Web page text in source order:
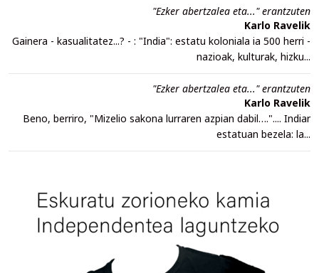
"Ezker abertzalea eta..." erantzuten
Karlo Ravelik
Gainera - kasualitatez...? - : "India": estatu koloniala ia 500 herri -
nazioak, kulturak, hizku...
"Ezker abertzalea eta..." erantzuten
Karlo Ravelik
Beno, berriro, "Mizelio sakona lurraren azpian dabil….".... Indiar
estatuan bezela: la...